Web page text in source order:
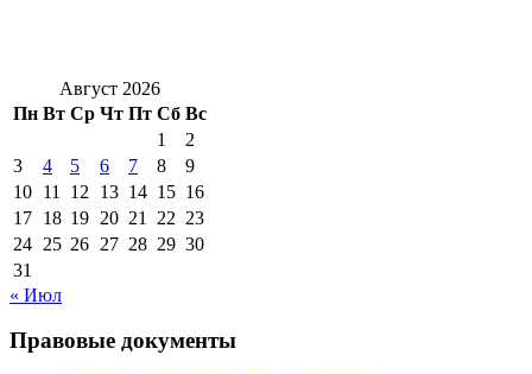
Август 2026
Пн Вт Ср Чт Пт Сб Вс
1
2
3
4 5 6 7 8
9
10 11 12 13 14 15 16
17 18 19 20 21 22 23
24 25 26 27 28 29 30
31
« Июл
Правовые документы